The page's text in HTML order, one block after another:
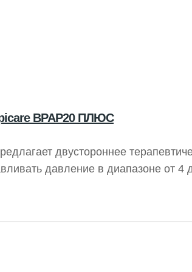
BPAP20 ПЛЮС
двустороннее
давление в диапазоне от
вариант BiPAP.
увлажнителя и поддержку